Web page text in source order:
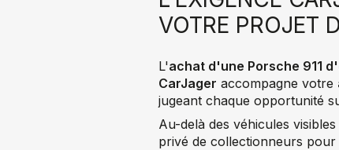
VOTRE PROJET
L'achat d'une Porsche 911
CarJager accompagne votre
jugeant chaque opportunité
Au-delà des véhicules
privé de collectionneurs pour